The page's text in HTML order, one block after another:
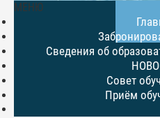
МЕНЮ
Сведения об
Совет
Приём